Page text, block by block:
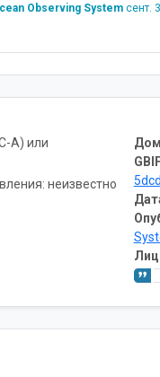
Observing System сент.
A) или
неизвестно